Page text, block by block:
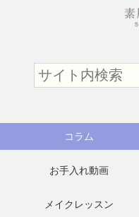
コラム
お手入れ動画
メイクレッスン